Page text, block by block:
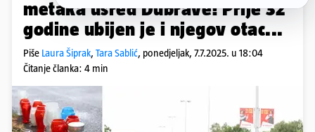
metaka usred Dubrave! Prije 32
godine ubijen je i njegov otac...
Piše Laura Šiprak, Tara Sablić, ponedjeljak, 7.7.2025. u 18:04
Čitanje članka: 4 min